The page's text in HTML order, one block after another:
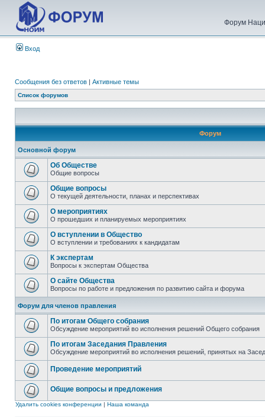
Форум
Вход
Сообщения без ответов | Активные темы
Список форумов
Форум
Основной форум
Об Обществе
Общие вопросы
Общие вопросы
О текущей деятельности, планах и перспективах
О мероприятиях
О прошедших и планируемых мероприятиях
О вступлении в Общество
О вступлении и требованиях к кандидатам
К экспертам
Вопросы к экспертам Общества
О сайте Общества
Вопросы по работе и предложения по развитию сайта и форума
Форум для членов правления
По итогам Общего собрания
Обсуждение мероприятий во исполнения решений Общего собрания
По итогам Заседания Правления
Обсуждение мероприятий во исполнения решений, принятых на
Проведение мероприятий
Общие вопросы и предложения
Удалить cookies конференции | Наша команда